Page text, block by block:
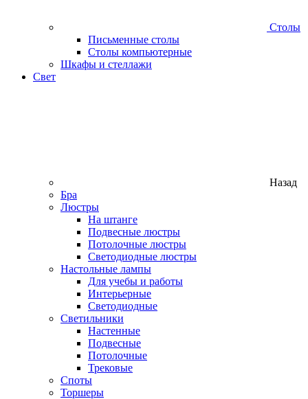
Столы
Письменные столы
Столы компьютерные
Шкафы и стеллажи
Свет
Назад
Бра
Люстры
На штанге
Подвесные люстры
Потолочные люстры
Светодиодные люстры
Настольные лампы
Для учебы и работы
Интерьерные
Светодиодные
Светильники
Настенные
Подвесные
Потолочные
Трековые
Споты
Торшеры